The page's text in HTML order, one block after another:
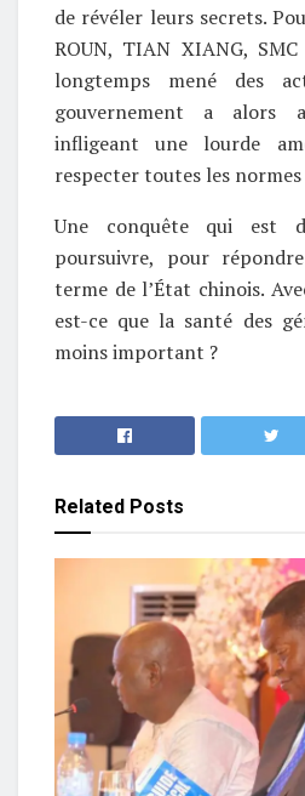
de révéler leurs secrets.
ROUN, TIAN XIANG,
longtemps mené des
gouvernement a alors
infligeant une lourde
respecter toutes les
Une conquête qui est
poursuivre, pour
terme de l’État chinois.
est-ce que la santé des
moins important ?
Related Posts